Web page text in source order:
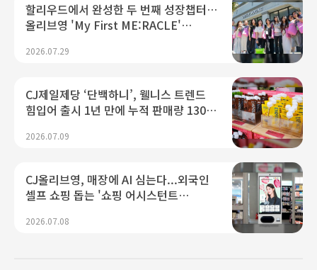
할리우드에서 완성한 두 번째 성장챕터…
올리브영 'My First ME:RACLE'
2026.07.29
CJ제일제당 ‘단백하니’, 웰니스 트렌드
힘입어 출시 1년 만에 누적 판매량 130만
2026.07.09
CJ올리브영, 매장에 AI 심는다...외국인
셀프 쇼핑 돕는 '쇼핑 어시스턴트
2026.07.08